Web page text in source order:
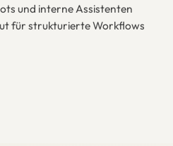
und interne Assistenten
für strukturierte Workflows